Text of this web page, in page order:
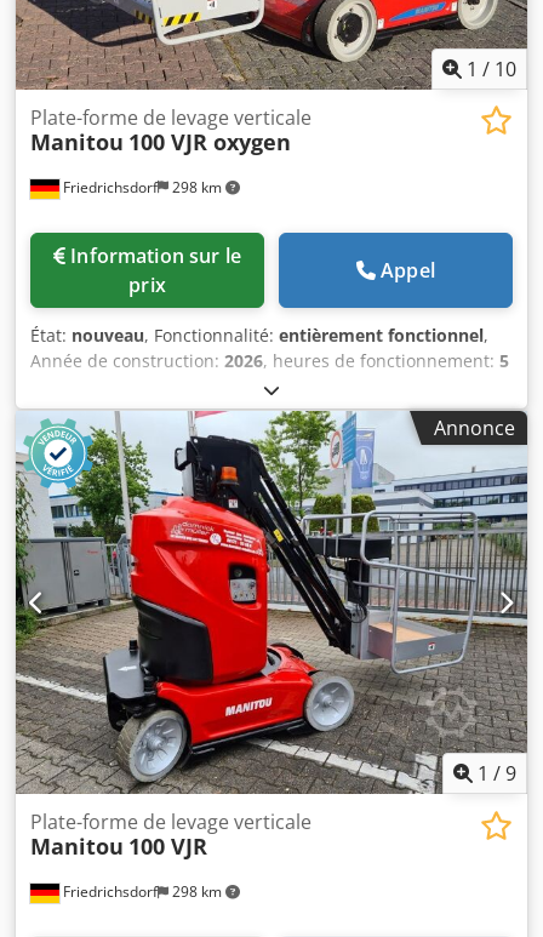
1 / 10
Friedrichsdorf 298 km
Plate-forme de levage verticale
Manitou 100 VJR oxygen
prix
Appel
État: nouveau, Fonctionnalité: entièrement fonctionnel,
Année de construction: 2026, heures de fonctionnement: 5
200 kg, poids à vide:
hauteur de construction:1 990 mm, type de carburant:
électrique, longueur totale:2 820 mm, type de
transmission:Elektro , portée du bras:3 000 mm
, largeur
de construction:990 mm, hauteur de travail:9 900 mm,
Plateforme élévatrice verticale État : Machine neuve
Chedpfx Anjyhr D As Hsa État technique : Neuf Type de
bandage avant : Bandages pleins Dimension des bandages
avant : 16-5-11 1/4 État des bandages avant : 80 - 100 %
Type de bandage arrière : Bandages pleins Dimension des
bandages arrière : 16-5-11 1/4 État des bandages arrière :
80 - 100 % Batterie volts : 24V Capacité batterie : 250Ah
Type de batterie : PzS Année de fabrication de la batterie :
2025 État de la batterie : 80 - 100 % Chargeur intégré
Annonce
1 /9
Friedrichsdorf 298 km
Plate-forme de levage verticale
Manitou 100 VJR